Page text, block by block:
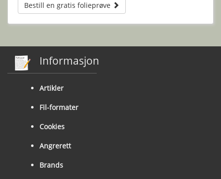
Bestill en gratis folieprøve
Informasjon
Artikler
Fil-formater
Cookies
Angrerett
Brands